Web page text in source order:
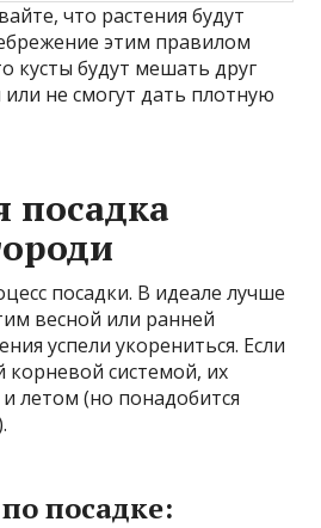
что растения будут
этим правилом
кусты будут мешать друг
или не смогут дать плотную
посадка
посадки. В идеале лучше
весной или ранней
успели укорениться. Если
корневой системой, их
летом (но понадобится
посадке: